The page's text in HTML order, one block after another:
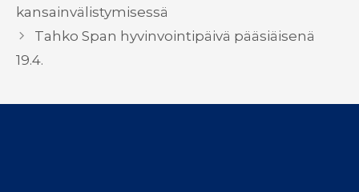
kansainvälistymisessä
Tahko Span hyvinvointipäivä pääsiäisenä
19.4.